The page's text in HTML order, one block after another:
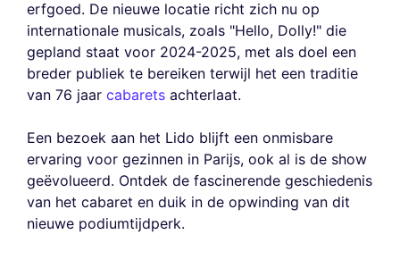
erfgoed. De nieuwe locatie richt zich nu op
internationale musicals, zoals "Hello, Dolly!" die
gepland staat voor 2024-2025, met als doel een
breder publiek te bereiken terwijl het een traditie
van 76 jaar cabarets achterlaat.
Een bezoek aan het Lido blijft een onmisbare
ervaring voor gezinnen in Parijs, ook al is de show
geëvolueerd. Ontdek de fascinerende geschiedenis
van het cabaret en duik in de opwinding van dit
nieuwe podiumtijdperk.